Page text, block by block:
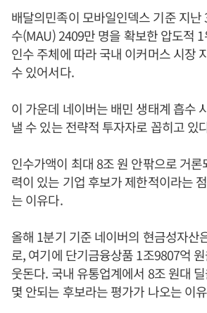
배달의민족이 모바일인덱스 기준 지
수(MAU) 2409만 명을 확보한 압도적
인수 주체에 따라 국내 이커머스 시장
수 있어서다.
이 가운데 네이버는 배민 생태계 흡수
낼 수 있는 전략적 투자자로 꼽히고 있
인수가액이 최대 8조 원 안팎으로 거론
력이 있는 기업 후보가 제한적이라는
는 이유다.
올해 1분기 기준 네이버의 현금성자산
로, 여기에 단기금융상품 1조9807억
웃돈다. 국내 유통업계에서 8조 원대
몇 안되는 후보라는 평가가 나오는 이